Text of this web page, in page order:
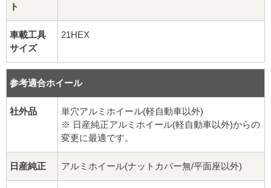
ショート平面ナット
球面座ナット
ロング球面ナット
ショート球面ナット
貫通ナット
袋ナット
ト
車載工具
サイズ
21HEX
参考適合ホイール
社外品
単穴アルミホイール(軽自動車以外)
※ 日産純正アルミホイール(軽自動車以外)からの
変更に最適です。
日産純正 アルミホイール(ナットカバー無/平面座以外)